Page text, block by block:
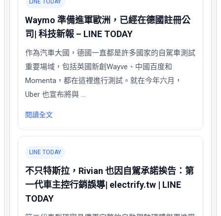
Waymo 準備進軍歐洲，已經在德國註冊公
司| 科技新報 – LINE TODAY
作為汽車大國，德國一直都是許多國家的自駕車測試
重要場域，包括英國新創Wayve、中國百度和
Momenta，都在這裡進行測試。就在今年六月，
Uber 也宣布將與 …
閱讀全文
LINE TODAY
不只特斯拉，Rivian 也因自駕承諾挨告：第
一代車主控行銷誤導| electrify.tw | LINE
TODAY